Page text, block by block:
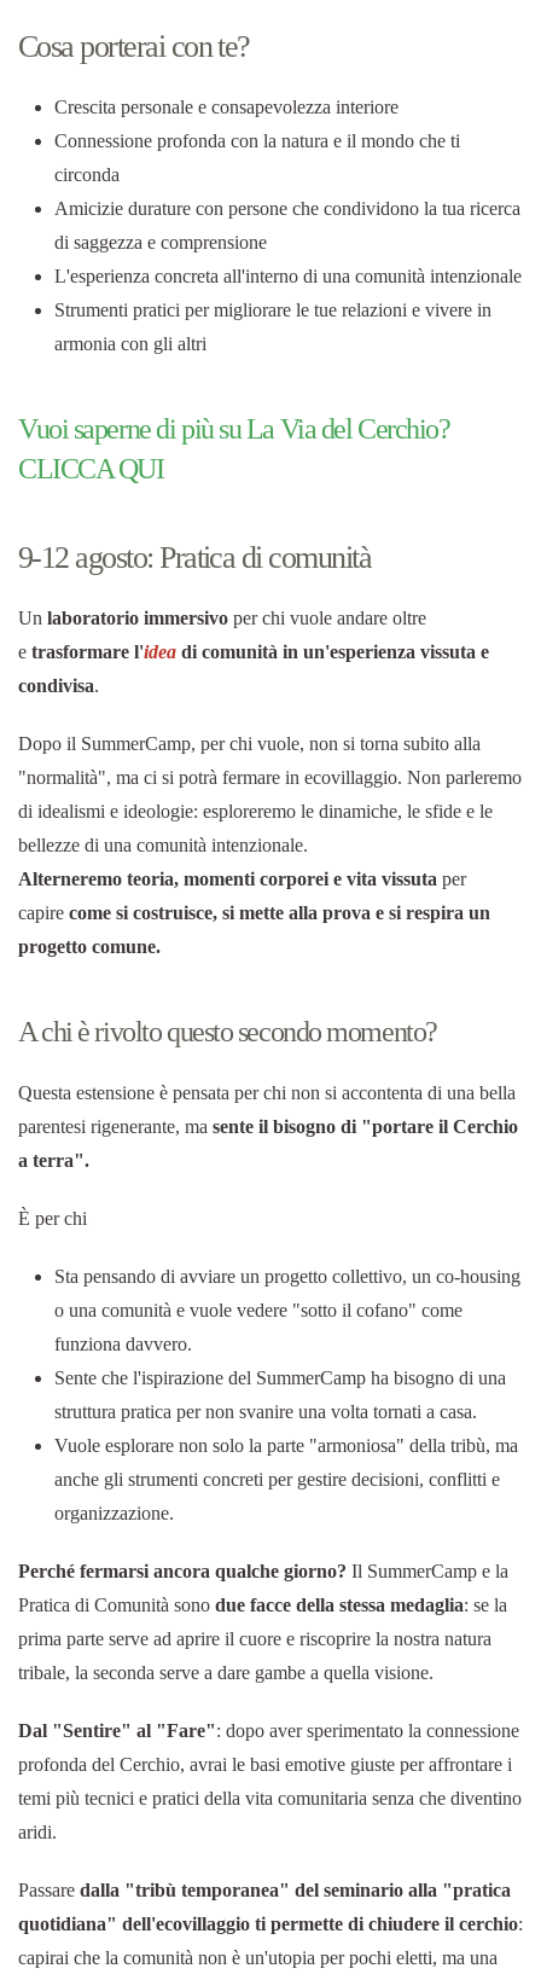
Cosa porterai con te?
Crescita personale e consapevolezza interiore
Connessione profonda con la natura e il mondo che ti
circonda
Amicizie durature con persone che condividono la tua ricerca
di saggezza e comprensione
L'esperienza concreta all'interno di una comunità intenzionale
Strumenti pratici per migliorare le tue relazioni e vivere in
armonia con gli altri
Vuoi saperne di più su La Via del Cerchio?
CLICCA QUI
9-12 agosto: Pratica di comunità
Un laboratorio immersivo per chi vuole andare oltre
e trasformare l'idea di comunità in un'esperienza vissuta e
condivisa.
Dopo il SummerCamp, per chi vuole, non si torna subito alla
"normalità", ma ci si potrà fermare in ecovillaggio. Non parleremo
di idealismi e ideologie: esploreremo le dinamiche, le sfide e le
bellezze di una comunità intenzionale.
Alterneremo teoria, momenti corporei e vita vissuta per
capire come si costruisce, si mette alla prova e si respira un
progetto comune.
A chi è rivolto questo secondo momento?
Questa estensione è pensata per chi non si accontenta di una bella
parentesi rigenerante, ma sente il bisogno di "portare il Cerchio
a terra".
È per chi
Sta pensando di avviare un progetto collettivo, un co-housing
o una comunità e vuole vedere "sotto il cofano" come
funziona davvero.
Sente che l'ispirazione del SummerCamp ha bisogno di una
struttura pratica per non svanire una volta tornati a casa.
Vuole esplorare non solo la parte "armoniosa" della tribù, ma
anche gli strumenti concreti per gestire decisioni, conflitti e
organizzazione.
Perché fermarsi ancora qualche giorno? Il SummerCamp e la
Pratica di Comunità sono due facce della stessa medaglia: se la
prima parte serve ad aprire il cuore e riscoprire la nostra natura
tribale, la seconda serve a dare gambe a quella visione.
Dal "Sentire" al "Fare": dopo aver sperimentato la connessione
profonda del Cerchio, avrai le basi emotive giuste per affrontare i
temi più tecnici e pratici della vita comunitaria senza che diventino
aridi.
Passare dalla "tribù temporanea" del seminario alla "pratica
quotidiana" dell'ecovillaggio ti permette di chiudere il cerchio:
capirai che la comunità non è un'utopia per pochi eletti, ma una